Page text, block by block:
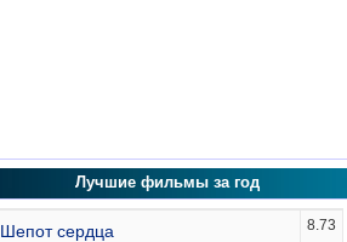
Лучшие фильмы за год
Шепот сердца 8.73